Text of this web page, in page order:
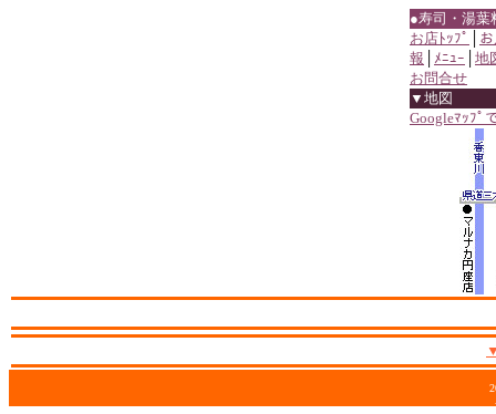
●寿司・湯
お店ﾄｯﾌﾟ
報
ﾒﾆｭｰ
地
お問合せ
▼地図
Googleﾏｯﾌﾟ